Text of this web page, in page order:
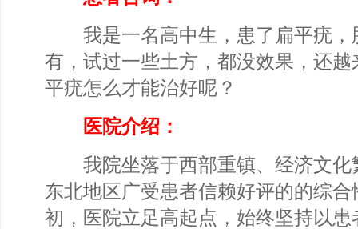
我是一名高中生，患了扁平疣，
有，试过一些土方，都没效果，还
平疣怎么才能治好呢？
医院介绍：
我院坐落于西部重镇、经济文化
东北地区广受患者信赖好评的的综
初，医院立足高起点，始终坚持以